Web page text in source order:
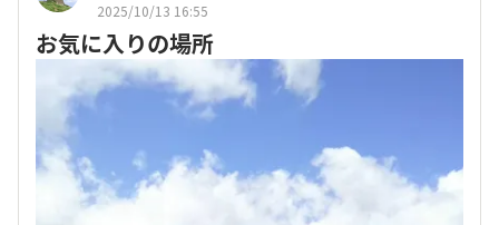
2025/10/13 16:55
お気に入りの場所